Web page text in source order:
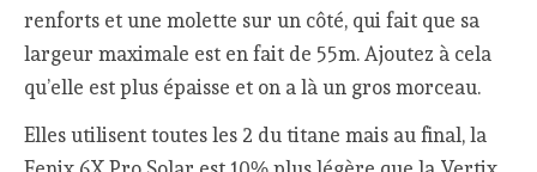
renforts et une molette sur un côté, qui fait que sa
largeur maximale est en fait de 55m. Ajoutez à cela
qu’elle est plus épaisse et on a là un gros morceau.
Elles utilisent toutes les 2 du titane mais au final, la